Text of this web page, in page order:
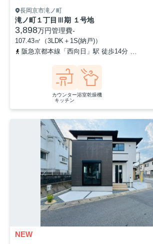
長岡京市滝ノ町
滝ノ町１丁目Ⅲ期 １号地
3,898万円管理費-
107.43㎡（3LDK＋1S(納戸)）
阪急京都本線「西向日」駅 徒歩14分
カウンター
キッチン
浴室乾燥機
NEW